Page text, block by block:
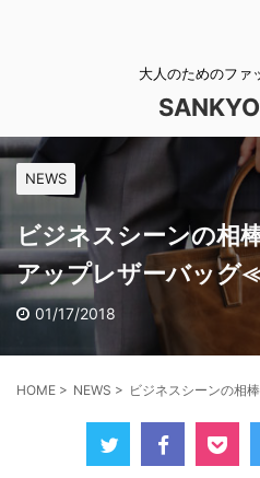
大人のためのファ
NEWS
ビジネスシーンの相
アップレザーバッ
01/17/2018
HOME > NEWS > ビジネスシーンの相